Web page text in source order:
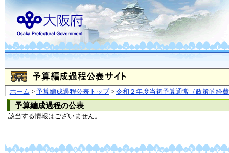
ホーム > 予算編成過程公表トップ> 令和２年度当初予算通常（政策的経
予算編成過程の公表
該当する情報はございません。